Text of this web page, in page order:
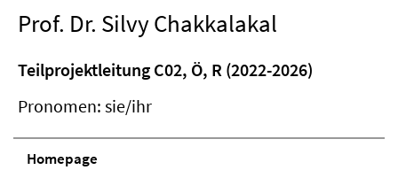
Prof. Dr. Silvy Chakkalakal
Teilprojektleitung C02, Ö, R (2022-2026)
Pronomen: sie/ihr
Homepage